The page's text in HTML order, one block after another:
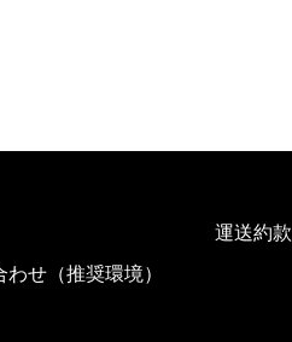
せ（推奨環境）
運送約款